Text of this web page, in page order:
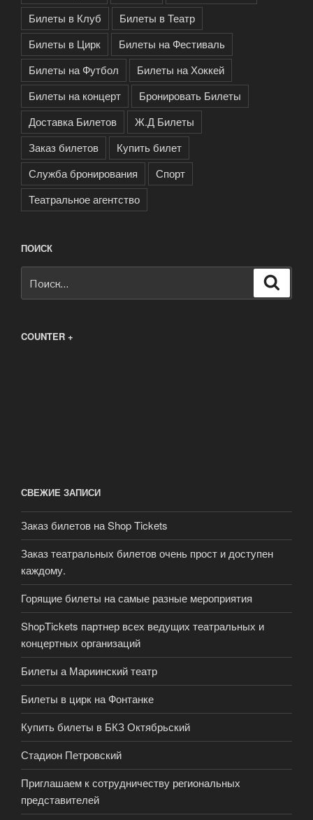
Билеты в Клуб
Билеты в Театр
Билеты в Цирк
Билеты на Фестиваль
Билеты на Футбол
Билеты на Хоккей
Билеты на концерт
Бронировать Билеты
Доставка Билетов
Ж.Д Билеты
Заказ билетов
Купить билет
Служба бронирования
Спорт
Театральное агентство
ПОИСК
COUNTER +
СВЕЖИЕ ЗАПИСИ
Заказ билетов на Shop Tickets
Заказ театральных билетов очень прост и доступен
каждому.
Горящие билеты на самые разные мероприятия
ShopTickets партнер всех ведущих театральных и
концертных организаций
Билеты а Мариинский театр
Билеты в цирк на Фонтанке
Купить билеты в БКЗ Октябрьский
Стадион Петровский
Приглашаем к сотрудничеству региональных
представителей